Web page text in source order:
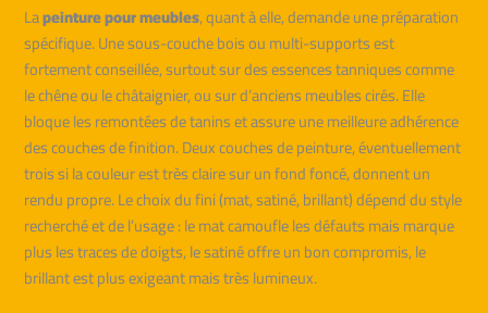
Lapeinture pour meubles, quant à elle, demande une préparation
spécifique. Une sous-couche bois ou multi-supports est
fortement conseillée, surtout sur des essences tanniques comme
le chêne ou le châtaignier, ou sur d’anciens meubles cirés. Elle
bloque les remontées de tanins et assure une meilleure adhérence
des couches de finition. Deux couches de peinture, éventuellement
trois si la couleur est très claire sur un fond foncé, donnent un
rendu propre. Le choix du fini (mat, satiné, brillant) dépend du style
recherché et de l’usage : le mat camoufle les défauts mais marque
plus les traces de doigts, le satiné offre un bon compromis, le
brillant est plus exigeant mais très lumineux.